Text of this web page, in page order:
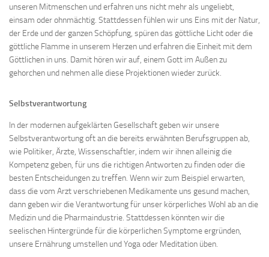
unseren Mitmenschen und erfahren uns nicht mehr als ungeliebt,
einsam oder ohnmächtig. Stattdessen fühlen wir uns Eins mit der Natur,
der Erde und der ganzen Schöpfung, spüren das göttliche Licht oder die
göttliche Flamme in unserem Herzen und erfahren die Einheit mit dem
Göttlichen in uns. Damit hören wir auf, einem Gott im Außen zu
gehorchen und nehmen alle diese Projektionen wieder zurück.
Selbstverantwortung
In der modernen aufgeklärten Gesellschaft geben wir unsere
Selbstverantwortung oft an die bereits erwähnten Berufsgruppen ab,
wie Politiker, Ärzte, Wissenschaftler, indem wir ihnen alleinig die
Kompetenz geben, für uns die richtigen Antworten zu finden oder die
besten Entscheidungen zu treffen. Wenn wir zum Beispiel erwarten,
dass die vom Arzt verschriebenen Medikamente uns gesund machen,
dann geben wir die Verantwortung für unser körperliches Wohl ab an die
Medizin und die Pharmaindustrie. Stattdessen könnten wir die
seelischen Hintergründe für die körperlichen Symptome ergründen,
unsere Ernährung umstellen und Yoga oder Meditation üben.